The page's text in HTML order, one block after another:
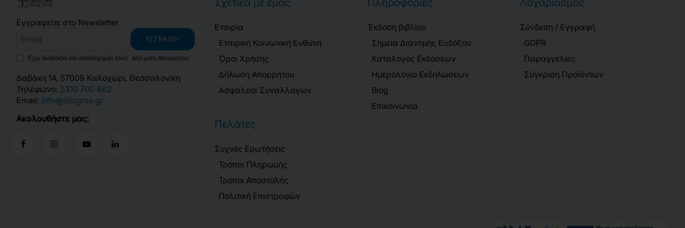
Εγγραφείτε στο Newsletter
ΕΓΓΡΑΦΉ
Έχω διαβάσει και αποδέχομαι τους Δήλωση Απορρήτου
Δαβάκη 14, 57009 Καλοχώρι, Θεσσαλονίκη
Τηλέφωνο: 2310 700 682
Email: info@disigma.gr
Ακολουθήστε μας:
Εταιρία
Εταιρική Κοινωνική Ευθύνη
Όροι Χρήσης
Δήλωση Απορρήτου
Ασφάλεια Συναλλαγών
Έκδοση βιβλίου
Σημεία Διανομής Ευδόξου
Κατάλογος Εκδόσεων
Ημερολόγιο Εκδηλώσεων
Blog
Επικοινωνία
Σύνδεση / Εγγραφή
GDPR
Παραγγελίες
Σύγκριση Προϊόντων
Πελάτες
Συχνές Ερωτήσεις
Τρόποι Πληρωμής
Τρόποι Αποστολής
Πολιτική Επιστροφών